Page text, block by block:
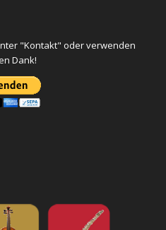
"Kontakt" oder verwenden
Dank!